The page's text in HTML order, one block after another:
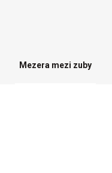
Mezera mezi zuby